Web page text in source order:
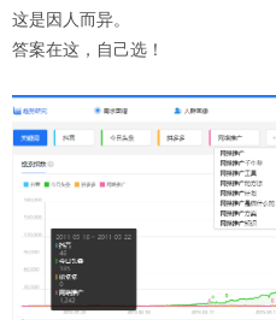
这是因人而异。
答案在这，自己选！